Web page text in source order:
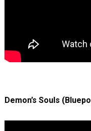
Demon’s Souls